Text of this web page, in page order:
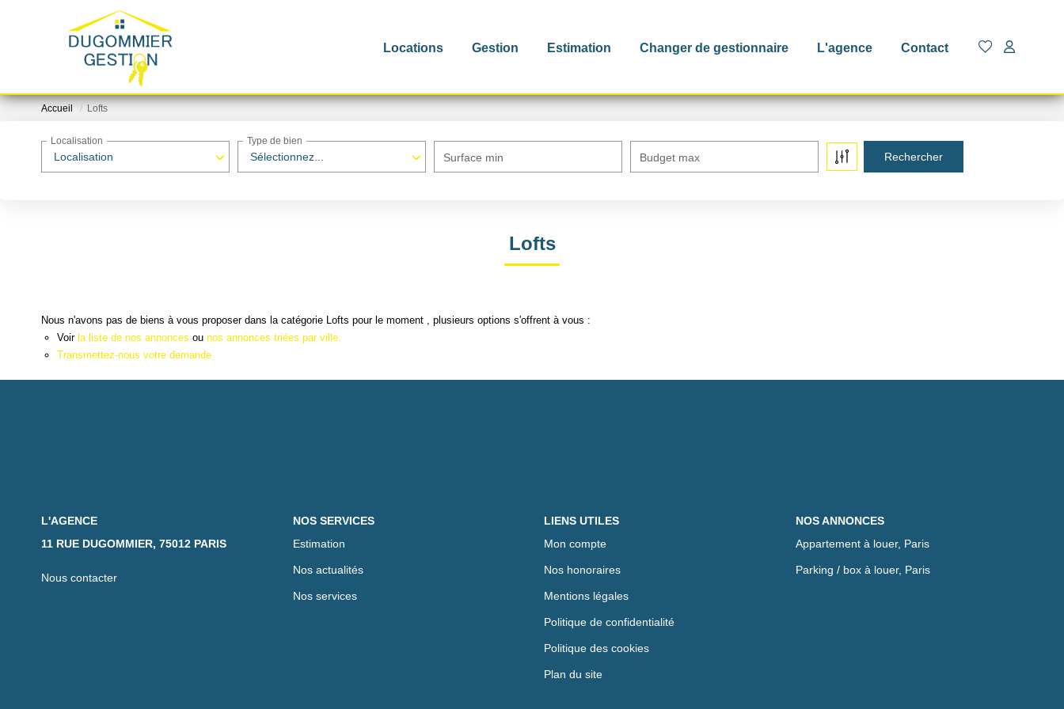
Locations Gestion Estimation Changer de gestionnaire L'agence Contact
Accueil Lofts
Localisation
Localisation
Sélectionnez...
Type de bien
Surface min Budget max
Lofts
Nous n'avons pas de biens à vous proposer dans la catégorie Lofts pour le moment , plusieurs options s'offrent à vous :
Voir la liste de nos annonces ou nos annonces triées par ville.
Transmettez-nous votre demande
L'AGENCE
11 RUE DUGOMMIER, 75012 PARIS
Nous contacter
NOS SERVICES
Estimation
Nos actualités
Nos services
LIENS UTILES
Mon compte
Nos honoraires
Mentions légales
Politique de confidentialité
Politique des cookies
Plan du site
NOS ANNONCES
Appartement à louer, Paris
Parking / box à louer, Paris